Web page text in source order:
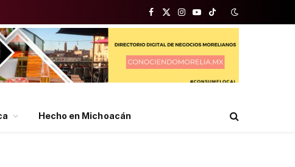
Facebook
X
(Twitter)
Instagram
YouTubeTikTok
Hecho en Michoacán